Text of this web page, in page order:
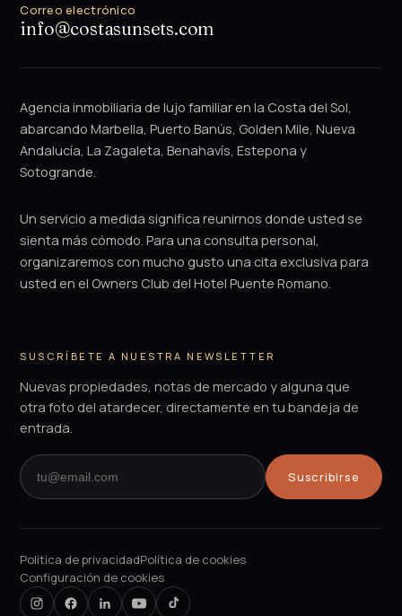
Correo electrónico
info@costasunsets.com
Agencia inmobiliaria de lujo familiar en la Costa del Sol,
abarcando Marbella, Puerto Banús, Golden Mile, Nueva
Andalucía, La Zagaleta, Benahavís, Estepona y
Sotogrande.
Un servicio a medida significa reunirnos donde usted se
sienta más cómodo. Para una consulta personal,
organizaremos con mucho gusto una cita exclusiva para
usted en el Owners Club del Hotel Puente Romano.
SUSCRÍBETE A NUESTRA NEWSLETTER
Nuevas propiedades, notas de mercado y alguna que
otra foto del atardecer, directamente en tu bandeja de
entrada.
Suscribirse
Política de privacidadPolítica de cookies
Configuración de cookies